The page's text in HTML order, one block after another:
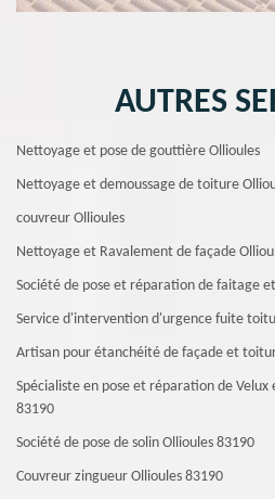
AUTRES
Nettoyage et pose de gouttière Ollioules
Nettoyage et demoussage de toiture
couvreur Ollioules
Nettoyage et Ravalement de façade
Société de pose et réparation de faitage
Service d'intervention d'urgence fuite
Artisan pour étanchéité de façade et
Spécialiste en pose et réparation de
83190
Société de pose de solin Ollioules 83190
Couvreur zingueur Ollioules 83190